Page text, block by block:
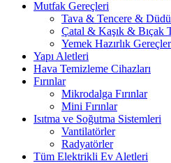
Mutfak Gereçleri
Tava & Tencere &
Çatal & Kaşık & Bıçak
Yemek Hazırlık
Yapı Aletleri
Hava Temizleme Cihazları
Fırınlar
Mikrodalga Fırınlar
Mini Fırınlar
Isıtma ve Soğutma Sistemleri
Vantilatörler
Radyatörler
Tüm Elektrikli Ev Aletleri